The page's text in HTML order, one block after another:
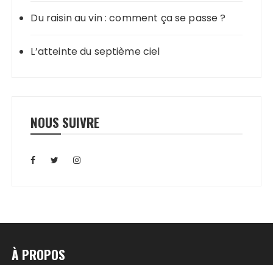
Du raisin au vin : comment ça se passe ?
L’atteinte du septième ciel
NOUS SUIVRE
À PROPOS